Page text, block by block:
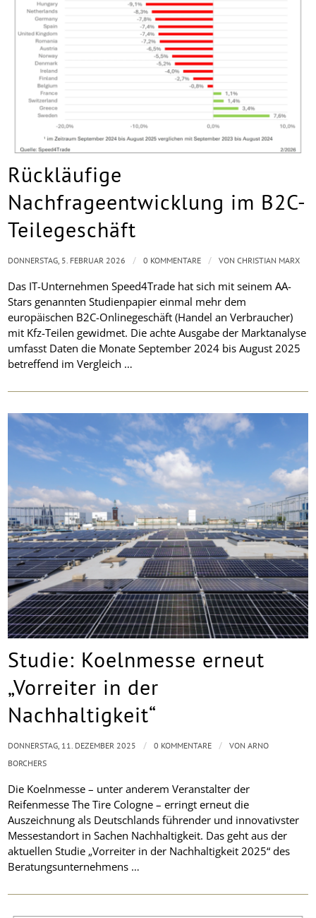
Rückläufige
Nachfrageentwicklung im B2C-
Teilegeschäft
Das IT-Unternehmen Speed4Trade hat sich mit seinem AA-
Stars genannten Studienpapier einmal mehr dem
europäischen B2C-Onlinegeschäft (Handel an Verbraucher)
mit Kfz-Teilen gewidmet. Die achte Ausgabe der Marktanalyse
umfasst Daten die Monate September 2024 bis August 2025
betreffend im Vergleich …
DONNERSTAG, 5. FEBRUAR 2026 / 0 KOMMENTARE / VONCHRISTIAN MARX
Studie: Koelnmesse erneut
„Vorreiter in der
Nachhaltigkeit“
Die Koelnmesse – unter anderem Veranstalter der
Reifenmesse The Tire Cologne – erringt erneut die
Auszeichnung als Deutschlands führender und innovativster
Messestandort in Sachen Nachhaltigkeit. Das geht aus der
aktuellen Studie „Vorreiter in der Nachhaltigkeit 2025“ des
Beratungsunternehmens …
DONNERSTAG, 11. DEZEMBER 2025 / 0 KOMMENTARE / VONARNO
BORCHERS